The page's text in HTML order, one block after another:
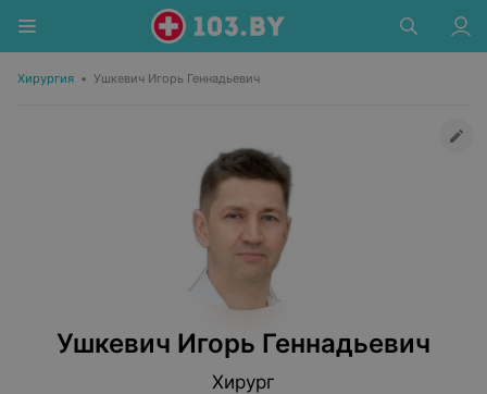
Хирургия • Ушкевич Игорь Геннадьевич
Ушкевич Игорь Геннадьевич
Хирург